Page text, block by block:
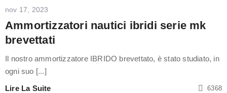
nov 17, 2023
Ammortizzatori nautici ibridi serie mk
brevettati
Il nostro ammortizzatore IBRIDO brevettato, è stato studiato, in
ogni suo [...]
Lire La Suite
6368